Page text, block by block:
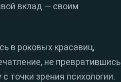
вклад — своим
в роковых красавиц,
не превратившись
точки зрения психологии.